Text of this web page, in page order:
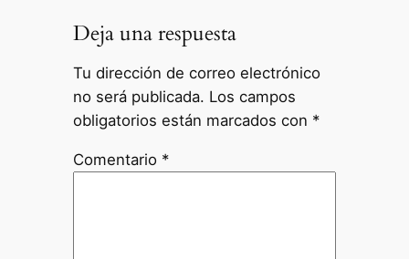
Deja una respuesta
Tu dirección de correo electrónico
no será publicada. Los campos
obligatorios están marcados con *
Comentario *